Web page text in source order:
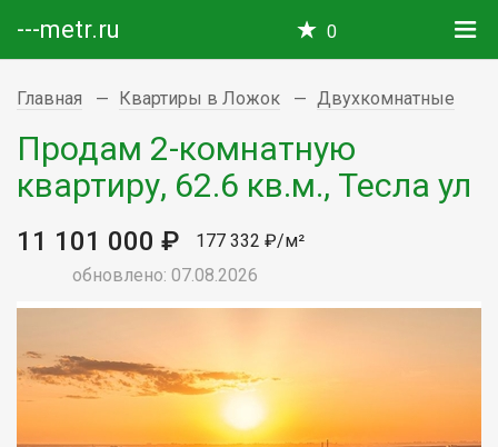
---metr.ru 0
Главная Квартиры в Ложок Двухкомнатные
Продам 2-комнатную
квартиру, 62.6 кв.м., Тесла ул
11 101 000 ₽
177 332 ₽/м²
обновлено: 07.08.2026